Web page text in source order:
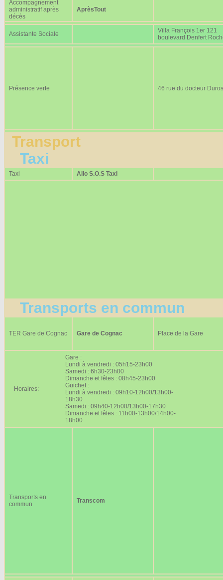
Accompagnement
administratif après
décès
AprèsTout
Assistante Sociale
Villa François 1er 121
boulevard Denfert
Présence verte 46 rue du docteur
Transport
Taxi
Taxi Allo S.O.S Taxi
Transports en commun
TER Gare de Cognac Gare de Cognac Place de la Gare
Horaires:
Gare :
Lundi à vendredi : 05h15-23h00
Samedi : 6h30-23h00
Dimanche et fêtes : 08h45-23h00
Guichet :
Lundi à vendredi : 09h10-12h00/13h00-
18h30
Samedi : 09h40-12h00/13h00-17h30
Dimanche et fêtes : 11h00-13h00/14h00-
18h00
Transports en
commun
Transcom